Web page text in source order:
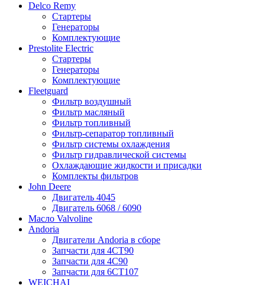
Delco Remy
Стартеры
Генераторы
Комплектующие
Prestolite Electric
Стартеры
Генераторы
Комплектующие
Fleetguard
Фильтр воздушный
Фильтр масляный
Фильтр топливный
Фильтр-сепаратор топливный
Фильтр системы охлаждения
Фильтр гидравлической системы
Охлаждающие жидкости и присадки
Комплекты фильтров
John Deere
Двигатель 4045
Двигатель 6068 / 6090
Масло Valvoline
Andoria
Двигатели Andoria в сборе
Запчасти для 4CT90
Запчасти для 4С90
Запчасти для 6CT107
WEICHAI